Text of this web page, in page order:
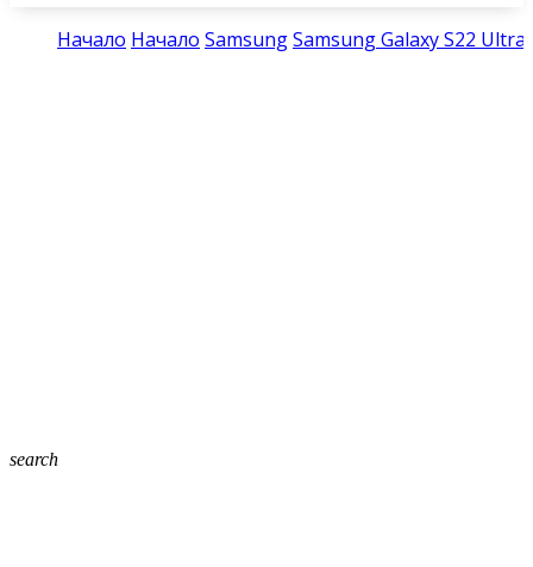
Начало Начало SamsungSamsung Galaxy S22 Ultra
search